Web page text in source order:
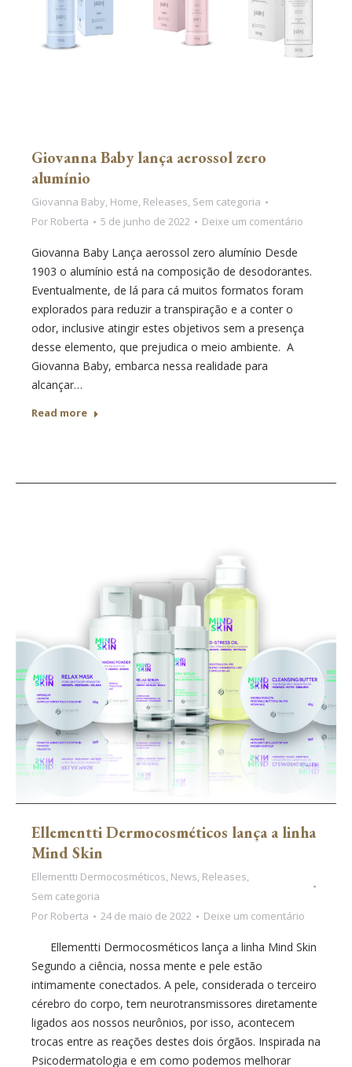
Giovanna Baby lança aerossol zero
alumínio
Giovanna Baby, Home, Releases, Sem categoria
Por Roberta 5 de junho de 2022 Deixe um comentário
Giovanna Baby Lança aerossol zero alumínio Desde
1903 o alumínio está na composição de desodorantes.
Eventualmente, de lá para cá muitos formatos foram
explorados para reduzir a transpiração e a conter o
odor, inclusive atingir estes objetivos sem a presença
desse elemento, que prejudica o meio ambiente. A
Giovanna Baby, embarca nessa realidade para
alcançar…
Read more
Ellementti Dermocosméticos lança a linha
Mind Skin
Ellementti Dermocosméticos, News, Releases,
Sem categoria
Por Roberta 24 de maio de 2022 Deixe um comentário
Ellementti Dermocosméticos lança a linha Mind Skin
Segundo a ciência, nossa mente e pele estão
intimamente conectados. A pele, considerada o terceiro
cérebro do corpo, tem neurotransmissores diretamente
ligados aos nossos neurônios, por isso, acontecem
trocas entre as reações destes dois órgãos. Inspirada na
Psicodermatologia e em como podemos melhorar